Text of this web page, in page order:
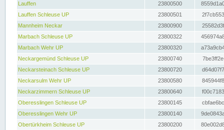
Lauffen
23800500
Lauffen Schleuse UP
23800501
Mannheim Neckar
23800900
Marbach Schleuse UP
23800322
Marbach Wehr UP
23800320
Neckargemünd Schleuse UP
23800740
Neckarsteinach Schleuse UP
23800720
Neckarsulm Wehr UP
23800580
Neckarzimmern Schleuse UP
23800640
Oberesslingen Schleuse UP
23800145
Oberesslingen Wehr UP
23800140
Obertürkheim Schleuse UP
23800200